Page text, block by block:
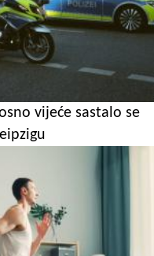
vijeće sastalo se